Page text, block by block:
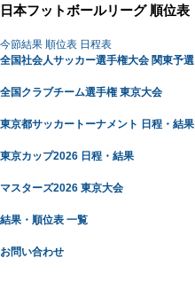
日本フットボールリーグ 順位表
今節結果 順位表 日程表
全国社会人サッカー選手権大会 関東予選
全国クラブチーム選手権 東京大会
東京都サッカートーナメント 日程・結果
東京カップ2026 日程・結果
マスターズ2026 東京大会
結果・順位表 一覧
お問い合わせ